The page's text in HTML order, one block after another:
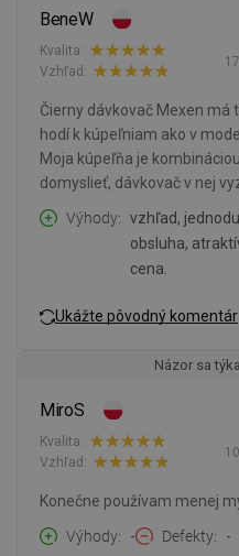
BeneW
Kvalita:
Vzhľad:
Čierny dávkovač Mexen má
hodí k kúpeľniam ako v
Moja kúpeľňa je
domyslieť, dávkovač v nej
Výhody
vzhľad,
obsluha,
cena.
Ukážte pôvodný komentár
Názor sa
MiroS
Kvalita:
Vzhľad:
Konečne používam menej
Výhody
- Defekty -